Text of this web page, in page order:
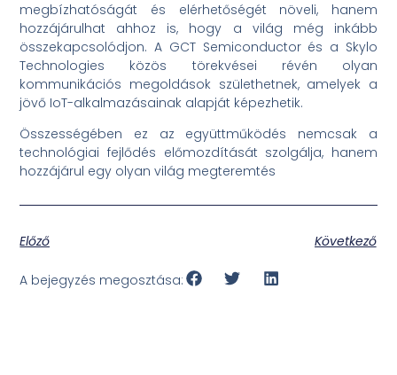
megbízhatóságát és elérhetőségét növeli, hanem
hozzájárulhat ahhoz is, hogy a világ még inkább
összekapcsolódjon. A GCT Semiconductor és a Skylo
Technologies közös törekvései révén olyan
kommunikációs megoldások születhetnek, amelyek a
jövő IoT-alkalmazásainak alapját képezhetik.
Összességében ez az együttműködés nemcsak a
technológiai fejlődés előmozdítását szolgálja, hanem
hozzájárul egy olyan világ megteremtés
Előző Következő
A bejegyzés megosztása: